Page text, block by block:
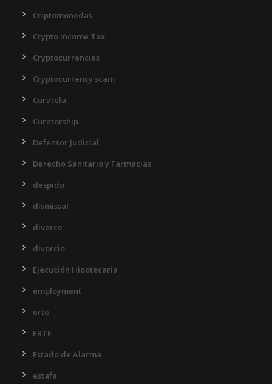
Criptomonedas
Crypto Income Tax
Cryptocurrencies
Cryptocurrency scam
Curatela
Curatorship
Defensor Judicial
Derecho Sanitario y Farmacias
despido
dismissal
divorce
divorcio
Ejecución Hipotecaria
employment
erte
ERTE
Estado de Alarma
estafa